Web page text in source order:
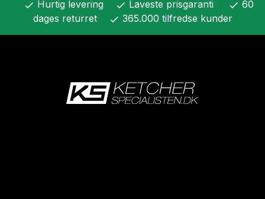
check Hurtig levering check Laveste prisgaranti check 60
dages returret
check 365.000 tilfredse kunder